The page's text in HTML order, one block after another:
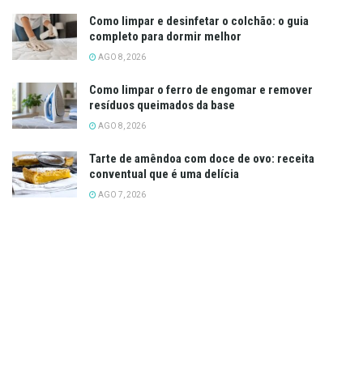
Como limpar e desinfetar o colchão: o guia
completo para dormir melhor
AGO 8, 2026
Como limpar o ferro de engomar e remover
resíduos queimados da base
AGO 8, 2026
Tarte de amêndoa com doce de ovo: receita
conventual que é uma delícia
AGO 7, 2026